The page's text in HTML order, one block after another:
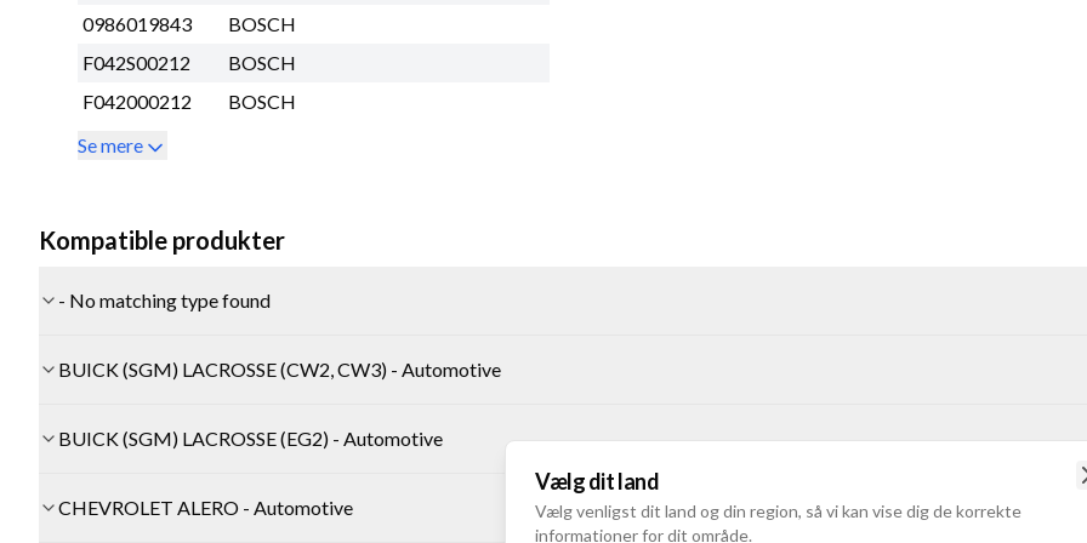
0986019843
BOSCH
F042S00212
BOSCH
F042000212
BOSCH
Se mere
Kompatible produkter
- No matching type found
BUICK (SGM) LACROSSE (CW2, CW3) - Automotive
BUICK (SGM) LACROSSE (EG2) - Automotive
CHEVROLET ALERO - Automotive
Vælg dit land
Vælg venligst dit land og din region, så vi kan vise dig de korrekte
informationer for dit område.